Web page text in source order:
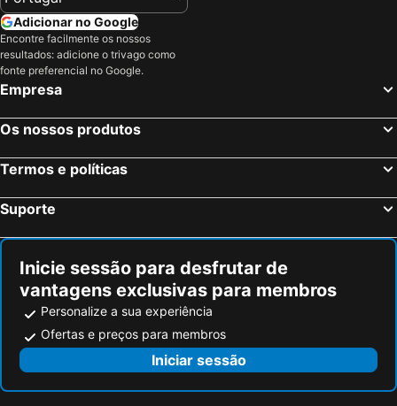
Lisburn, Irlanda do Norte Hotéis
Coleraine, Irlanda do Norte Hotéis
Londres, Inglaterra Hotéis
Manchester, Inglaterra Hotéis
Glasgow, Escócia Hotéis
Hounslow, Inglaterra Hotéis
Inverness, Escócia Hotéis
Adicionar no Google
Encontre facilmente os nossos
resultados: adicione o trivago como
fonte preferencial no Google.
Empresa
Os nossos produtos
Termos e políticas
Suporte
Inicie sessão para desfrutar de
vantagens exclusivas para membros
Personalize a sua experiência
Ofertas e preços para membros
Iniciar sessão